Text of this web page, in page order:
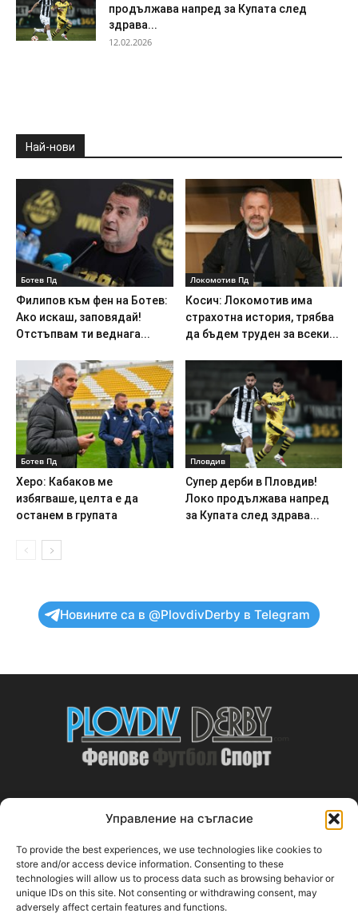
Управление на съгласие
To provide the best experiences, we use technologies like cookies to
store and/or access device information. Consenting to these
technologies will allow us to process data such as browsing behavior or
unique IDs on this site. Not consenting or withdrawing consent, may
adversely affect certain features and functions.
продължава напред за Купата след
здрава...
12.02.2026
Най-нови
Ботев Пд
Филипов към фен на Ботев:
Ако искаш, заповядай!
Отстъпвам ти веднага...
Локомотив Пд
Косич: Локомотив има
страхотна история, трябва
да бъдем труден за всеки...
Ботев Пд
Херо: Кабаков ме
избягваше, целта е да
останем в групата
Пловдив
Супер дерби в Пловдив!
Локо продължава напред
за Купата след здрава...
Новините са в @PlovdivDerby в Telegram
ABOUT US
PlovdivDerby.com е първата пловдивска изцяло футболна
медия!
Свържи се с нас:plovdivderby.com@gmail.com